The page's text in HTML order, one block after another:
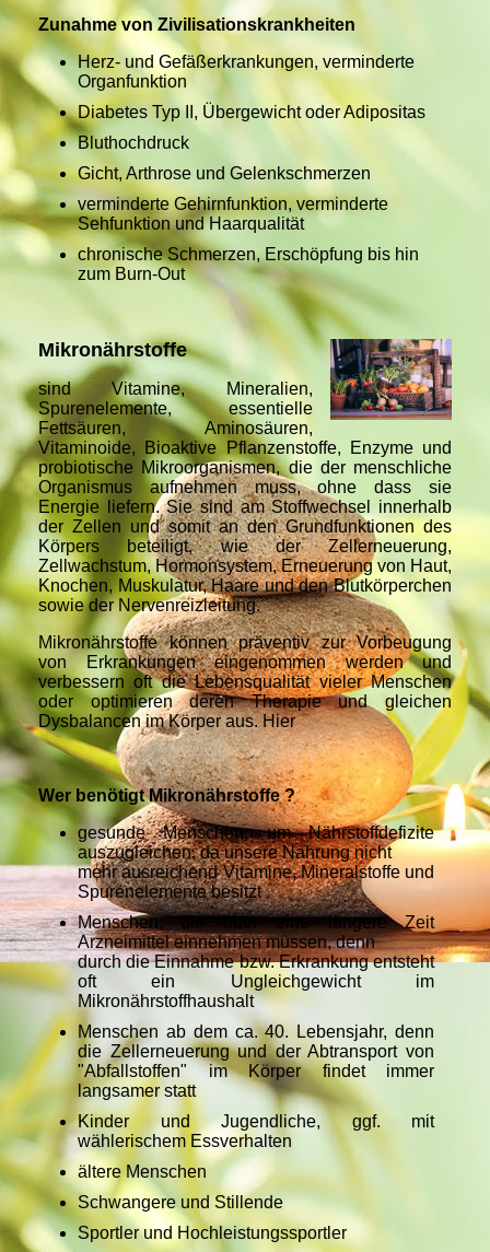
Zunahme von Zivilisationskrankheiten
Herz- und Gefäßerkrankungen, verminderte
Organfunktion
Diabetes Typ II, Übergewicht oder Adipositas
Bluthochdruck
Gicht, Arthrose und Gelenkschmerzen
verminderte Gehirnfunktion, verminderte
Sehfunktion und Haarqualität
chronische Schmerzen, Erschöpfung bis hin
zum Burn-Out
Mikronährstoffe
sind Vitamine, Mineralien,
Spurenelemente, essentielle
Fettsäuren, Aminosäuren,
Vitaminoide, Bioaktive Pflanzenstoffe, Enzyme und
probiotische Mikroorganismen, die der menschliche
Organismus aufnehmen muss, ohne dass sie
Energie liefern. Sie sind am Stoffwechsel innerhalb
der Zellen und somit an den Grundfunktionen des
Körpers beteiligt, wie der Zellerneuerung,
Zellwachstum, Hormonsystem, Erneuerung von Haut,
Knochen, Muskulatur, Haare und den Blutkörperchen
sowie der Nervenreizleitung.
Mikronährstoffe können präventiv zur Vorbeugung
von Erkrankungen eingenommen werden und
verbessern oft die Lebensqualität vieler Menschen
oder optimieren deren Therapie und gleichen
Dysbalancen im Körper aus. Hier
Wer benötigt Mikronährstoffe ?
gesunde Menschen, um Nährstoffdefizite
auszugleichen, da unsere Nahrung nicht
mehr ausreichend Vitamine, Mineralstoffe und
Spurenelemente besitzt
Menschen, die über eine längere Zeit
Arzneimittel einnehmen müssen, denn
durch die Einnahme bzw. Erkrankung entsteht
oft ein Ungleichgewicht im
Mikronährstoffhaushalt
Menschen ab dem ca. 40. Lebensjahr, denn
die Zellerneuerung und der Abtransport von
"Abfallstoffen" im Körper findet immer
langsamer statt
Kinder und Jugendliche, ggf. mit
wählerischem Essverhalten
ältere Menschen
Schwangere und Stillende
Sportler und Hochleistungssportler